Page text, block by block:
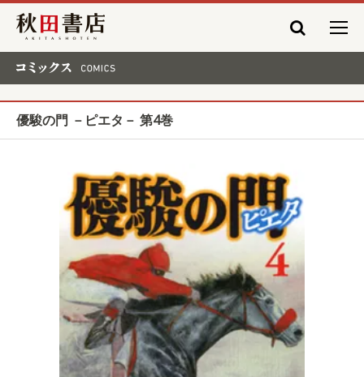
秋田書店
優駿の門 －ピエタ－ 第4巻